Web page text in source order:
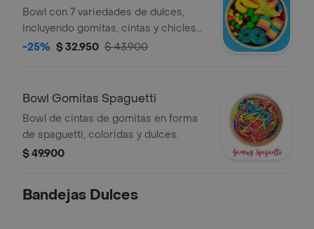
Bowl con 7 variedades de dulces,
incluyendo gomitas, cintas y chicles
de colores. La presentación o alguno
-25% $ 32.950 $ 43.900
Bowl Gomitas Spaguetti
Bowl de cintas de gomitas en forma
de spaguetti, coloridas y dulces.
$ 49.900
Bandejas Dulces